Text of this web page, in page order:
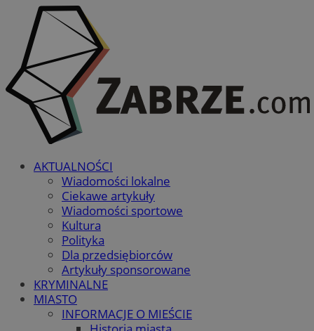
AKTUALNOŚCI
Wiadomości lokalne
Ciekawe artykuły
Wiadomości sportowe
Kultura
Polityka
Dla przedsiębiorców
Artykuły sponsorowane
KRYMINALNE
MIASTO
INFORMACJE O MIEŚCIE